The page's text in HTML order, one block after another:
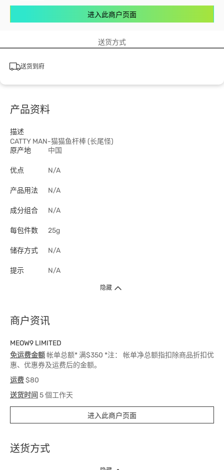
进入此商户页面
送货方式
送货到府
产品资料
描述
CATTY MAN-猫猫鱼杆棒 (长尾怪)
原产地
中国
优点 N/A
产品用法 N/A
成分组合 N/A
每包件数 25g
储存方式 N/A
提示 N/A
隐藏
商户资讯
MEOW9 LIMITED
免运费金额帐单总额* 满$350 *注： 帐单净总额指扣除商品折扣优
惠、优惠券及运费后的金额。
运费$80
送货时间 5 個工作天
进入此商户页面
送货方式